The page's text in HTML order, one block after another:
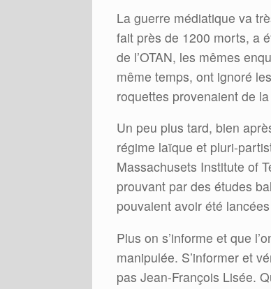
La guerre médiatique va
fait près de 1200 morts, a
de l’OTAN, les mêmes
même temps, ont ignoré
roquettes provenaient de
Un peu plus tard, bien
régime laïque et pluri-
Massachusets Institute of
prouvant par des études
pouvaient avoir été
Plus on s’informe et que
manipulée. S’informer et
pas Jean-François Lisée.